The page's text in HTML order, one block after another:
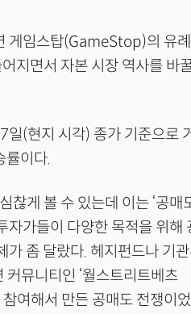
게임스탑(GameStop)의 유
지면서 자본 시장 역사를 바
(현지 시각) 종가 기준으로
이다.
게 볼 수 있는데 이는 ‘공매
가들이 다양한 목적을 위해
좀 달랐다. 헤지펀드나 기관
뮤니티인 ‘월스트리트베츠
여해서 만든 공매도 전쟁이